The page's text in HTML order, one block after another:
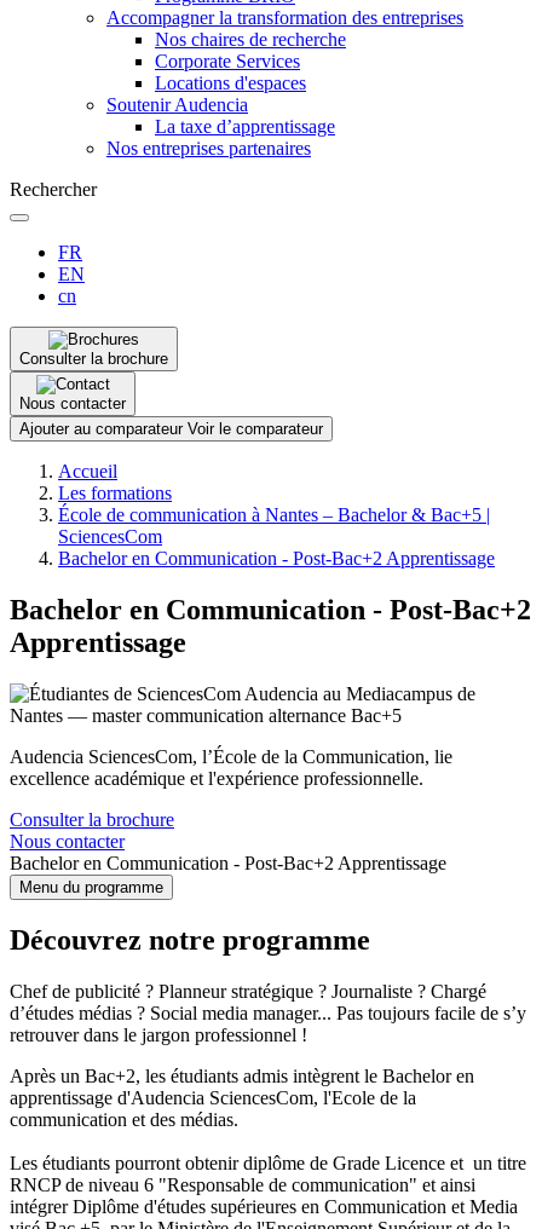
Accompagner la transformation des entreprises
Nos chaires de recherche
Corporate Services
Locations d'espaces
Soutenir Audencia
La taxe d’apprentissage
Nos entreprises partenaires
Rechercher
FR
EN
cn
Consulter la brochure
Nous contacter
Ajouter au comparateur Voir le comparateur
d'Ariane
Accueil
Les formations
École de communication à Nantes – Bachelor & Bac+5 |
SciencesCom
Bachelor en Communication - Post-Bac+2 Apprentissage
Bachelor en Communication - Post-Bac+2
Apprentissage
Audencia SciencesCom, l’École de la Communication, lie
excellence académique et l'expérience professionnelle.
Consulter la brochure
Nous contacter
Bachelor en Communication - Post-Bac+2 Apprentissage
Menu du programme
Découvrez notre programme
Chef de publicité ? Planneur stratégique ? Journaliste ? Chargé
d’études médias ? Social media manager... Pas toujours facile de s’y
retrouver dans le jargon professionnel !
Après un Bac+2, les étudiants admis intègrent le Bachelor en
apprentissage d'Audencia SciencesCom, l'Ecole de la
communication et des médias.
Les étudiants pourront obtenir diplôme de Grade Licence et un titre
RNCP de niveau 6 "Responsable de communication" et ainsi
intégrer Diplôme d'études supérieures en Communication et Media